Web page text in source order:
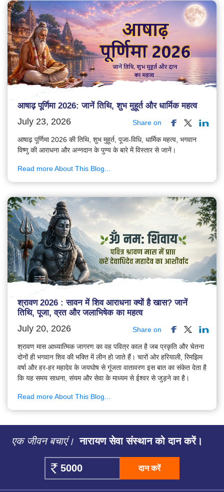
आषाढ़ पूर्णिमा 2026: जानें तिथि, शुभ मुहूर्त और धार्मिक महत्व
July 23, 2026 Share on
आषाढ़ पूर्णिमा 2026 की तिथि, शुभ मुहूर्त, पूजा-विधि, धार्मिक महत्व, भगवान
विष्णु की आराधना और अन्नदान के पुण्य के बारे में विस्तार से जानें।
Read more About This Blog...
श्रावण 2026 : सावन में शिव आराधना क्यों है खास? जानें
तिथि, पूजा, व्रत और जलाभिषेक का महत्व
July 20, 2026 Share on
श्रावण मास आध्यात्मिक जागरण का वह पवित्र काल है जब प्रकृति और चेतना
दोनों ही भगवान शिव की भक्ति में लीन हो जाते हैं। चारों ओर हरियाली, रिमझिम
वर्षा और हर-हर महादेव के जयघोष से गूंजता वातावरण इस बात का संकेत देता है
कि यह समय साधना, संयम और सेवा के माध्यम से ईश्वर से जुड़ने का है।
Read more About This Blog...
एक जीवन बचाएं। नारायण सेवा संस्थान को दान करें।
दान करें